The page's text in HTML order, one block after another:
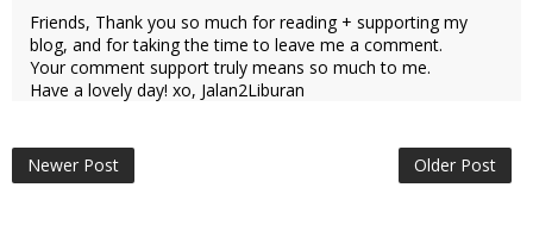
Friends, Thank you so much for reading + supporting my
blog, and for taking the time to leave me a comment.
Your comment support truly means so much to me.
Have a lovely day! xo, Jalan2Liburan
Newer Post Older Post